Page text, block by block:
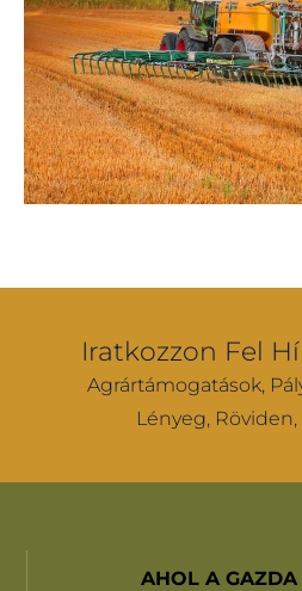
Iratkozzon Fel
Agrártámogatások,
Lényeg,
AHOL A